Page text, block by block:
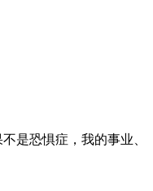
是恐惧症，我的事业、